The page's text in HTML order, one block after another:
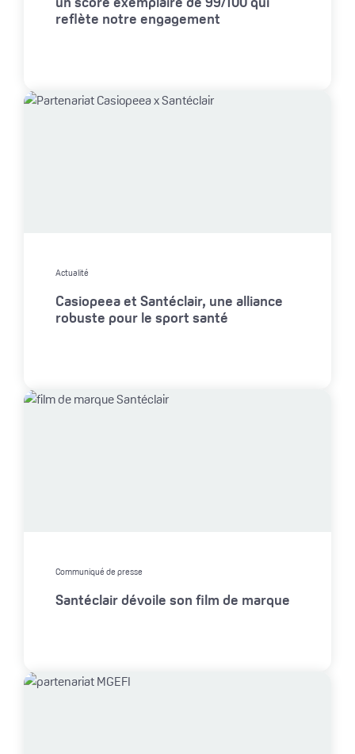
reflète notre engagement
Actualité
Casiopeea et Santéclair, une alliance
robuste pour le sport santé
Communiqué de presse
Santéclair dévoile son film de marque